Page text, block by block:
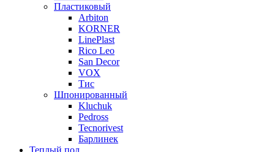
Пластиковый
Arbiton
KORNER
LinePlast
Rico Leo
San Decor
VOX
Тис
Шпонированный
Kluchuk
Pedross
Tecnorivest
Барлинек
Теплый пол